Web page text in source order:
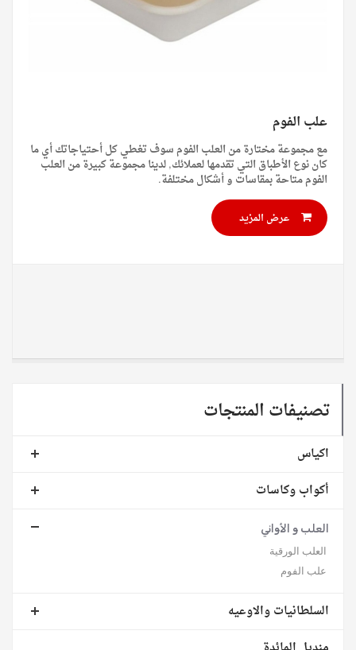
علب الفوم
مع مجموعة مختارة من العلب الفوم سوف تغطي كل أحتياجاتك أي ما
كان نوع الأطباق التي تقدمها لعملائك, لدينا مجموعة كبيرة من العلب
الفوم متاحة بمقاسات و أشكال مختلفة.
عرض المزيد
تصنيفات المنتجات
اكياس
أكواب وكاسات
العلب و الأواني
العلب الورقية
علب الفوم
السلطانيات والاوعيه